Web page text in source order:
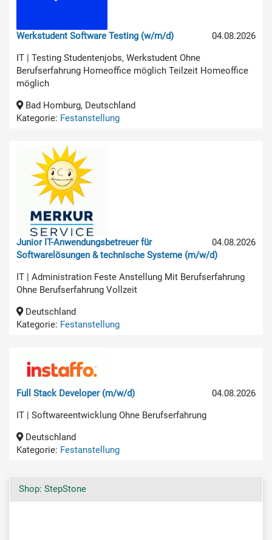
04.08.2026
Werkstudent Software Testing (w/m/d)
IT | Testing Studentenjobs, Werkstudent Ohne
Berufserfahrung Homeoffice möglich Teilzeit Homeoffice
möglich
Bad Homburg, Deutschland
Kategorie: Festanstellung
04.08.2026
Junior IT-Anwendungsbetreuer für
Softwarelösungen & technische Systeme (m/w/d)
IT | Administration Feste Anstellung Mit Berufserfahrung
Ohne Berufserfahrung Vollzeit
Deutschland
Kategorie: Festanstellung
04.08.2026
Full Stack Developer (m/w/d)
IT | Softwareentwicklung Ohne Berufserfahrung
Deutschland
Kategorie: Festanstellung
Shop: StepStone